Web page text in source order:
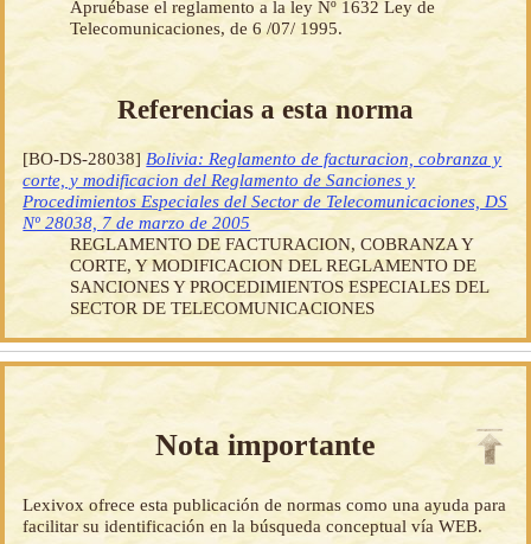
Apruébase el reglamento a la ley Nº 1632 Ley de
Telecomunicaciones, de 6 /07/ 1995.
Referencias a esta norma
[BO-DS-28038] Bolivia: Reglamento de facturacion, cobranza y
corte, y modificacion del Reglamento de Sanciones y
Procedimientos Especiales del Sector de Telecomunicaciones, DS
Nº 28038, 7 de marzo de 2005
REGLAMENTO DE FACTURACION, COBRANZA Y
CORTE, Y MODIFICACION DEL REGLAMENTO DE
SANCIONES Y PROCEDIMIENTOS ESPECIALES DEL
SECTOR DE TELECOMUNICACIONES
Nota importante
Lexivox ofrece esta publicación de normas como una ayuda para
facilitar su identificación en la búsqueda conceptual vía WEB.